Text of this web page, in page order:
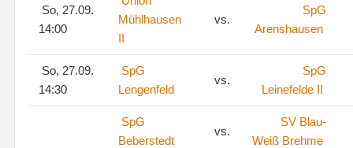
So, 27.09.
14:00
Mühlhausen
II
vs.
SpG
Arenshausen
So, 27.09.
14:30
SpG
Lengenfeld
vs.
SpG
Leinefelde II
SpG
Beberstedt
vs.
SV Blau-
Weiß Brehme